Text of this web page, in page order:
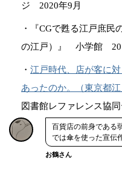
ジ 2020年9月
・『CGで甦る江戸庶
の江戸）』 小学館
・ 江戸時代、店が客に
あったのか。（東京都
図書館レファレンス協同
百貨店の前身である
では傘を使った宣伝
お鶴さん